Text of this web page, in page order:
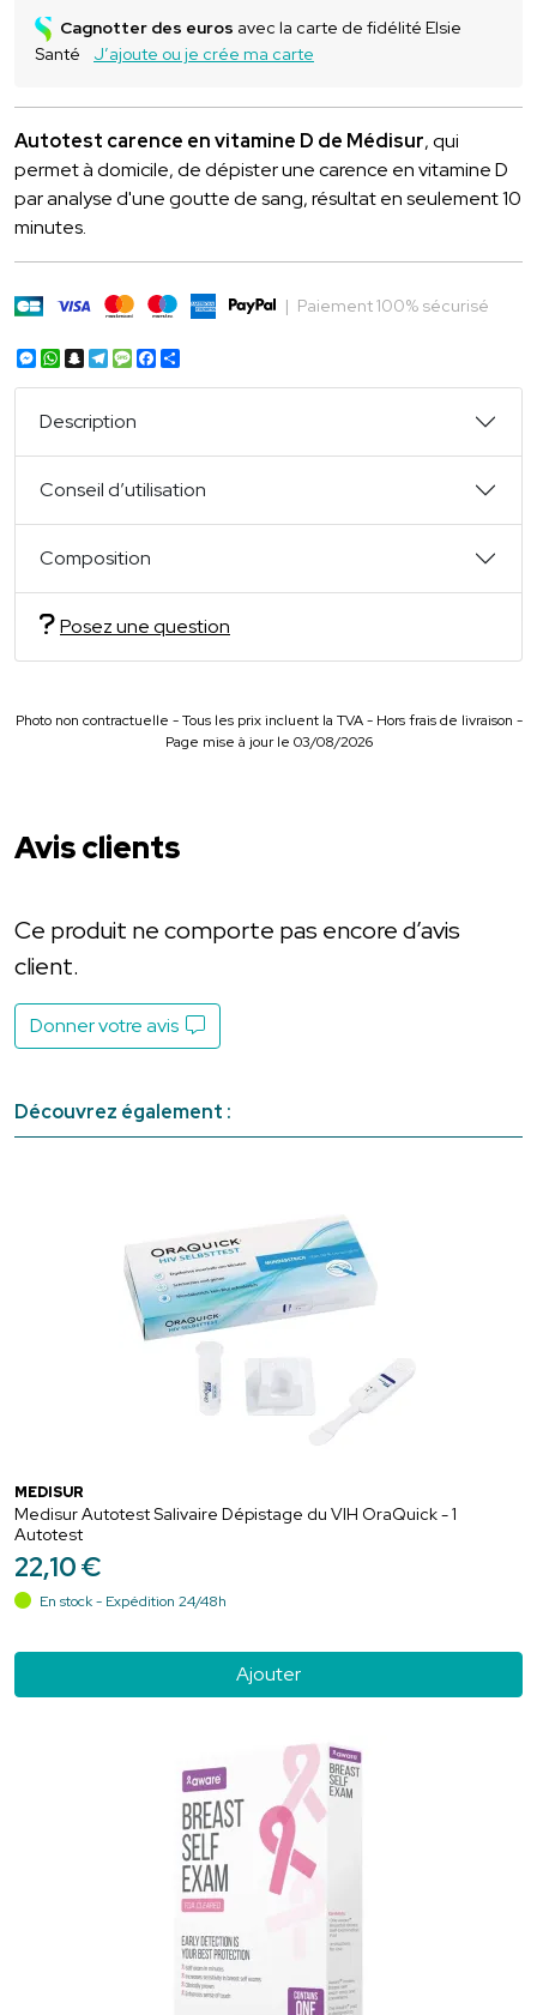
Cagnotter des euros avec la carte de fidélité Elsie
Santé
J’ajoute ou je crée ma carte
Autotest carence en vitamine D de Médisur, qui
permet à domicile, de dépister une carence en vitamine D
par analyse d'une goutte de sang, résultat en seulement 10
minutes.
| Paiement 100% sécurisé
Messenger
WhatsApp
Snapchat
Telegram
Message
Facebook
Description
Conseil d’utilisation
Composition
Posez une question
Photo non contractuelle - Tous les prix incluent la TVA - Hors frais de livraison -
Page mise à jour le 03/08/2026
Avis clients
Ce produit ne comporte pas encore d’avis
client.
Donner votre avis
Découvrez également :
MEDISUR
Medisur Autotest Salivaire Dépistage du VIH OraQuick - 1
Autotest
22,10€
En stock - Expédition 24/48h
Ajouter